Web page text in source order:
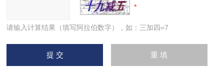
请输入计算结果（填写阿拉伯数字），如：三加四=7